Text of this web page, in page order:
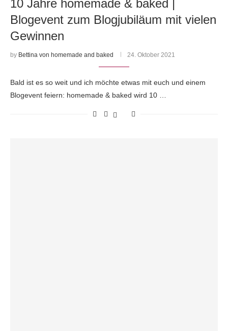
10 Jahre homemade & baked |
Blogevent zum Blogjubiläum mit vielen
Gewinnen
by Bettina von homemade and baked 24. Oktober 2021
Bald ist es so weit und ich möchte etwas mit euch und einem
Blogevent feiern: homemade & baked wird 10 …